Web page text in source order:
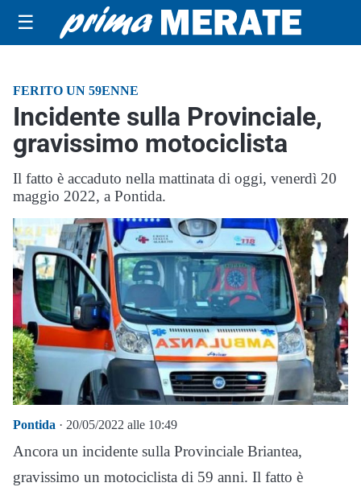
☰
FERITO UN 59ENNE
Incidente sulla Provinciale,
gravissimo motociclista
Il fatto è accaduto nella mattinata di oggi, venerdì 20
maggio 2022, a Pontida.
Pontida · 20/05/2022 alle 10:49
Ancora un incidente sulla Provinciale Briantea,
gravissimo un motociclista di 59 anni. Il fatto è